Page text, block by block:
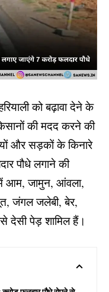
को बढ़ावा देने के
की मदद करने की
और सड़कों के किनारे
पौधे लगाने की
आम, जामुन, आंवला,
जंगल जलेबी, बेर,
पेड़ शामिल हैं।